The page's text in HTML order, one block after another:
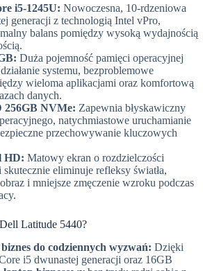
i5-1245U: Nowoczesna, 10-rdzeniowa
generacji z technologią Intel vPro,
balans pomiędzy wysoką wydajnością
Duża pojemność pamięci operacyjnej
systemu, bezproblemowe
wieloma aplikacjami oraz komfortową
danych.
256GB NVMe: Zapewnia błyskawiczny
natychmiastowe uruchamianie
przechowywanie kluczowych
HD: Matowy ekran o rozdzielczości
eliminuje refleksy światła,
i mniejsze zmęczenie wzroku podczas
Latitude 5440?
do codziennych wyzwań: Dzięki
i5 dwunastej generacji oraz 16GB